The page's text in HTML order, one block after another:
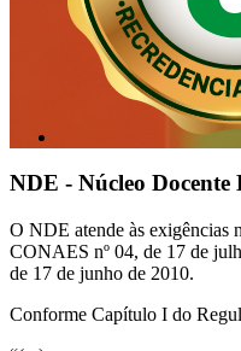
NDE - Núcleo
O NDE atende às exigências
CONAES nº 04, de 17 de
de 17 de junho de 2010.
Conforme Capítulo I do